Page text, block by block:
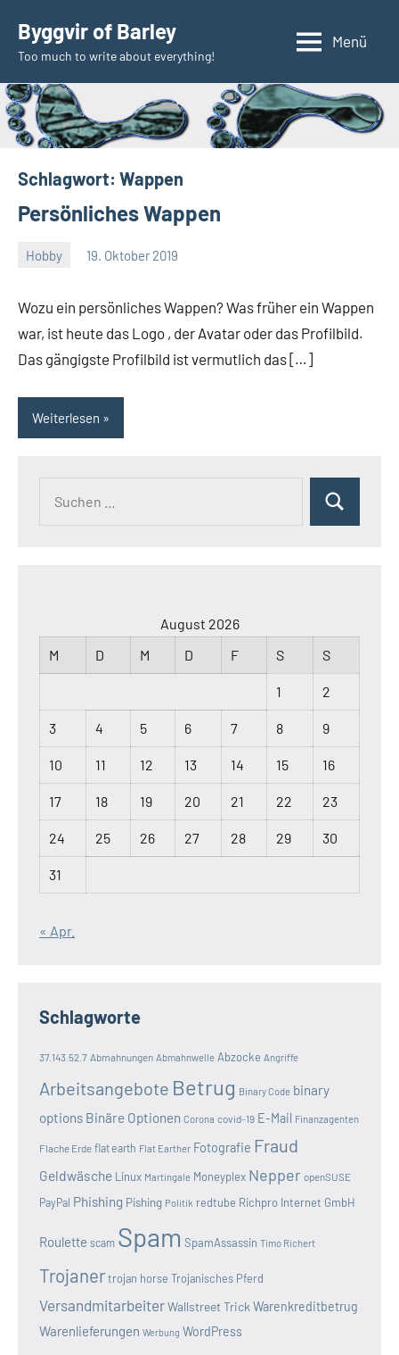
Inhalt
springen
Byggvir of Barley
Too much to write about everything!
Menü
Schlagwort: Wappen
Persönliches Wappen
Hobby 19. Oktober 2019
Thomas
Wozu ein persönliches Wappen? Was früher ein Wappen
war, ist heute das Logo , der Avatar oder das Profilbild.
Das gängigste Profilbild ist vermutlich das […]
Weiterlesen
Suchen
August 2026
M
D M D F S S
1 2
3 4 5 6 7 8 9
10 11 12 13 14 15 16
17 18 19 20 21 22 23
24 25 26 27 28 29 30
31
« Apr.
Schlagworte
37.143.52.7 Abmahnungen Abmahnwelle Abzocke Angriffe
Arbeitsangebote Betrug Binary Code binary
options Binäre Optionen Corona covid-19 E-Mail Finanzagenten
Flache Erde flat earth Flat Earther Fotografie Fraud
Geldwäsche Linux Martingale Moneyplex Nepper openSUSE
PayPal Phishing Pishing Politik redtube Richpro Internet GmbH
Roulette scam Spam SpamAssassin Timo Richert
Trojanertrojan horse Trojanisches Pferd
VersandmitarbeiterWallstreet Trick Warenkreditbetrug
Warenlieferungen Werbung WordPress